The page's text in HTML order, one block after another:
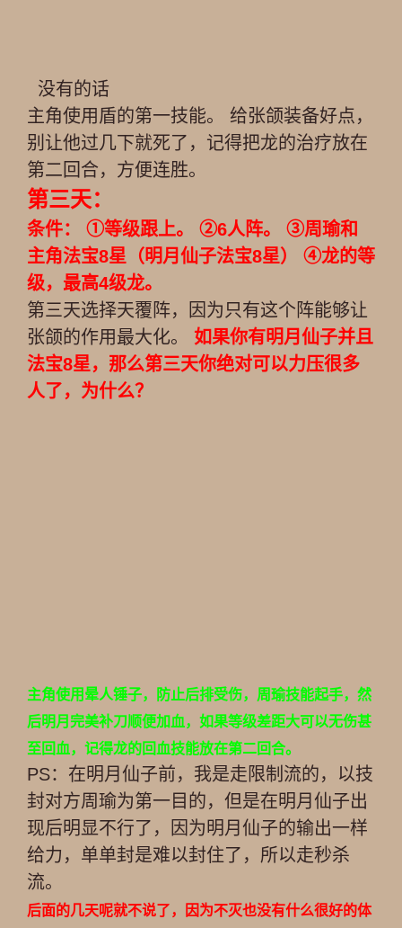
没有的话
主角使用盾的第一技能。 给张颌装备好点，
别让他过几下就死了，记得把龙的治疗放在
第二回合，方便连胜。
第三天：
条件： ①等级跟上。 ②6人阵。 ③周瑜和
主角法宝8星（明月仙子法宝8星） ④龙的等
级，最高4级龙。
第三天选择天覆阵，因为只有这个阵能够让
张颌的作用最大化。 如果你有明月仙子并且
法宝8星，那么第三天你绝对可以力压很多
人了，为什么？
主角使用晕人锤子，防止后排受伤，周瑜技能起手，然
后明月完美补刀顺便加血，如果等级差距大可以无伤甚
至回血，记得龙的回血技能放在第二回合。
PS：在明月仙子前，我是走限制流的，以技
封对方周瑜为第一目的，但是在明月仙子出
现后明显不行了，因为明月仙子的输出一样
给力，单单封是难以封住了，所以走秒杀
流。
后面的几天呢就不说了，因为不灭也没有什么很好的体